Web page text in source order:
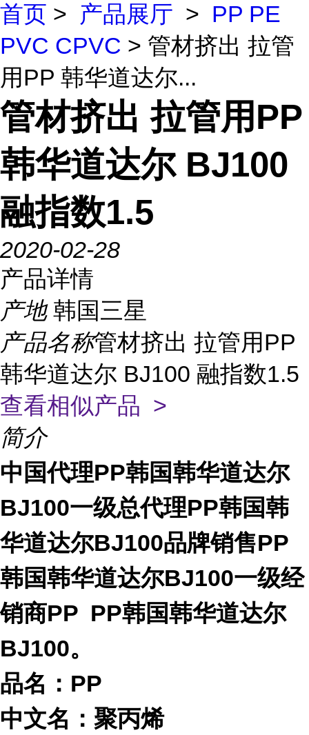
首页 > 产品展厅 > PP PE
PVC CPVC > 管材挤出 拉管
用PP 韩华道达尔...
管材挤出 拉管用PP
韩华道达尔 BJ100
融指数1.5
2020-02-28
产品详情
产地 韩国三星
产品名称管材挤出 拉管用PP
韩华道达尔 BJ100 融指数1.5
查看相似产品 >
简介
中国代理PP韩国韩华道达尔
BJ100一级总代理PP韩国韩
华道达尔BJ100品牌销售PP
韩国韩华道达尔BJ100一级经
销商PP PP韩国韩华道达尔
BJ100。
品名：PP
中文名：聚丙烯